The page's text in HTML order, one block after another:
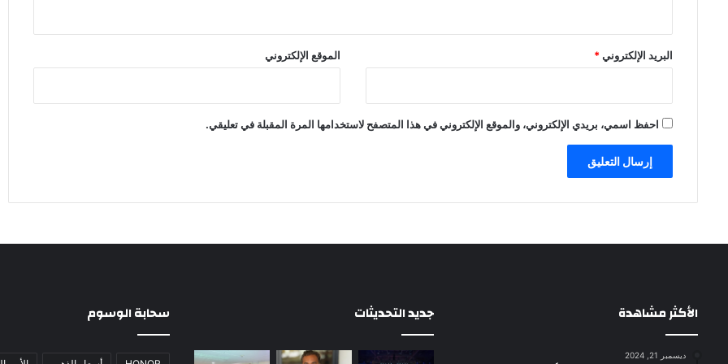
البريد الإلكتروني* الموقع الإلكتروني
احفظ اسمي، بريدي الإلكتروني، والموقع الإلكتروني في هذا المتصفح لاستخدامها المرة المقبلة في تعليقي.
الأكثر مشاهدة
ديسمبر 21, 2024
جديد التحديثات سحابة الوسوم